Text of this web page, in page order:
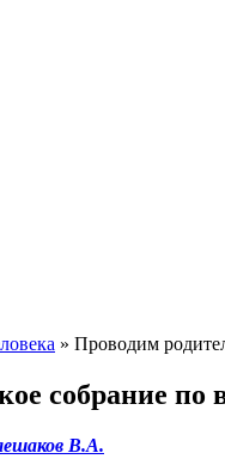
» Проводим
собрание
В.А.